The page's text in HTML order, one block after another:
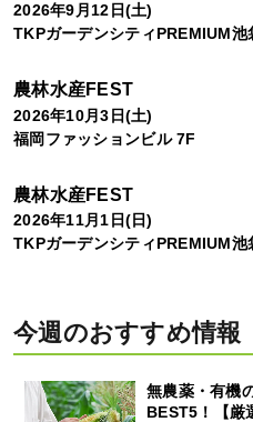
2026年9月12日(土)
TKPガーデンシティPREMIUM
農林水産FEST
2026年10月3日(土)
福岡ファッションビル 7F
農林水産FEST
2026年11月1日(日)
TKPガーデンシティPREMIUM
今週のおすすめ情報
無農薬・有機
BEST5！【厳